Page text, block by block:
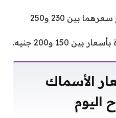
التونة والقاروص يتراوح سعرهما بين 230 و250
150 و200 جنيه.
الأسماك
اليوم